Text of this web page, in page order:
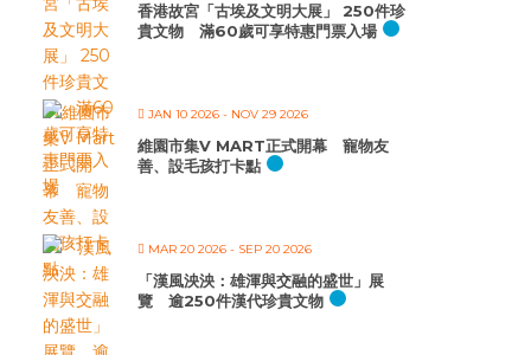
香港故宮「古埃及文明大展」 250件珍
貴文物 滿60歲可享特惠門票入場
JAN 10 2026 - NOV 29 2026
維園市集V MART正式開幕 寵物友
善、設毛孩打卡點
MAR 20 2026 - SEP 20 2026
「漢風泱泱：雄渾與交融的盛世」展
覽 逾250件漢代珍貴文物